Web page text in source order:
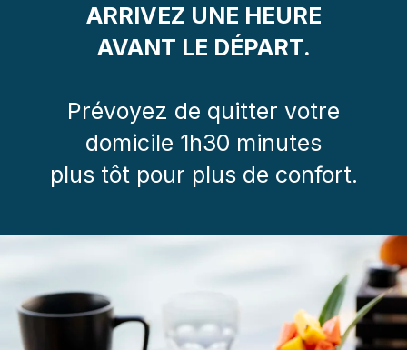
ARRIVEZ UNE HEURE
AVANT LE DÉPART.
Prévoyez de quitter votre
domicile 1h30 minutes
plus tôt pour plus de confort.